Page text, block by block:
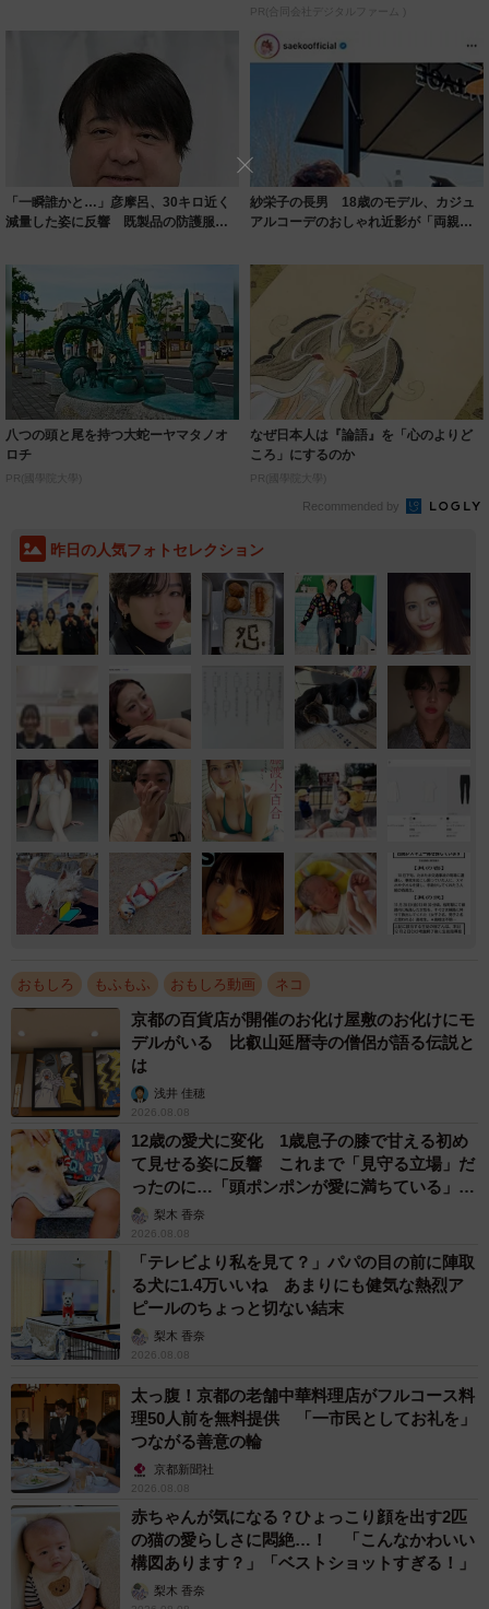
PR(合同会社デジタルファーム )
「一瞬誰かと…」彦摩呂、30キロ近く
減量した姿に反響 既製品の防護服が
紗栄子の長男 18歳のモデル、カジュ
アルコーデのおしゃれ近影が「両親の
八つの頭と尾を持つ大蛇ーヤマタノオ
ロチ
PR(國學院大學)
なぜ日本人は『論語』を「心のよりど
ころ」にするのか
PR(國學院大學)
Recommended by
昨日の人気フォトセレクション
おもしろ もふもふ おもしろ動画 ネコ
京都の百貨店が開催のお化け屋敷のお化けにモ
デルがいる 比叡山延暦寺の僧侶が語る伝説と
は
浅井 佳穂
2026.08.08
12歳の愛犬に変化 1歳息子の膝で甘える初め
て見せる姿に反響 これまで「見守る立場」だ
ったのに…「頭ポンポンが愛に満ちている」
「尊…」
梨木 香奈
2026.08.08
「テレビより私を見て？」パパの目の前に陣取
る犬に1.4万いいね あまりにも健気な熱烈ア
ピールのちょっと切ない結末
梨木 香奈
2026.08.08
太っ腹！京都の老舗中華料理店がフルコース料
理50人前を無料提供 「一市民としてお礼を」
つながる善意の輪
京都新聞社
2026.08.08
赤ちゃんが気になる？ひょっこり顔を出す2匹
の猫の愛らしさに悶絶…！ 「こんなかわいい
構図あります？」「ベストショットすぎる！」
梨木 香奈